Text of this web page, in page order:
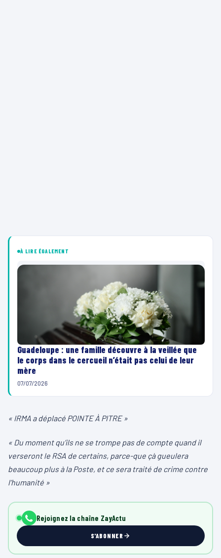
À LIRE ÉGALEMENT
Guadeloupe : une famille découvre à la veillée que
le corps dans le cercueil n’était pas celui de leur
mère
07/07/2026
« IRMA a déplacé POINTE À PITRE »
« Du moment qu’ils ne se trompe pas de compte quand il
verseront le RSA de certains, parce-que çà gueulera
beaucoup plus à la Poste, et ce sera traité de crime contre
l’humanité »
Rejoignez la chaîne ZayActu
S'ABONNER